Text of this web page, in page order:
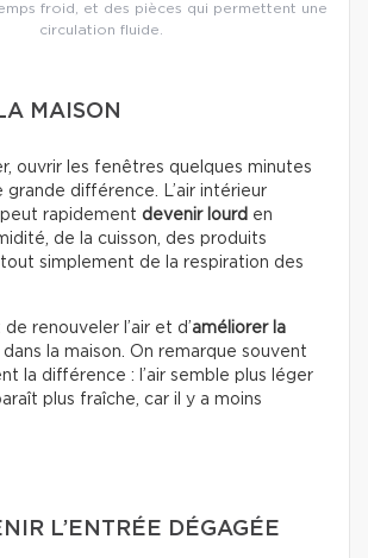
froid, et des pièces qui permettent une
circulation fluide.
MAISON
ouvrir les fenêtres quelques minutes
différence. L’air intérieur
peut rapidement devenir lourd en
de la cuisson, des produits
simplement de la respiration des
renouveler l’air et d’améliorer la
dans la maison. On remarque souvent
la différence : l’air semble plus léger
plus fraîche, car il y a moins
L’ENTRÉE DÉGAGÉE